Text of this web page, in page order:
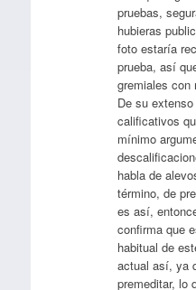
pruebas,
hubieras
foto estaría
prueba, así
gremiales con
De su
calificativos
mínimo
habla de
término, de
es así,
confirma que
habitual de
actual así, ya
premeditar, lo